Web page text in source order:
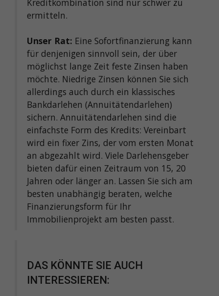
Kreditkombination sind nur schwer zu
ermitteln.
Unser Rat: Eine Sofortfinanzierung kann
für denjenigen sinnvoll sein, der über
möglichst lange Zeit feste Zinsen haben
möchte. Niedrige Zinsen können Sie sich
allerdings auch durch ein klassisches
Bankdarlehen (Annuitätendarlehen)
sichern. Annuitätendarlehen sind die
einfachste Form des Kredits: Vereinbart
wird ein fixer Zins, der vom ersten Monat
an abgezahlt wird. Viele Darlehensgeber
bieten dafür einen Zeitraum von 15, 20
Jahren oder länger an. Lassen Sie sich am
besten unabhängig beraten, welche
Finanzierungsform für Ihr
Immobilienprojekt am besten passt.
DAS KÖNNTE SIE AUCH
INTERESSIEREN: